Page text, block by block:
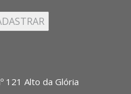
121 Alto da Glória